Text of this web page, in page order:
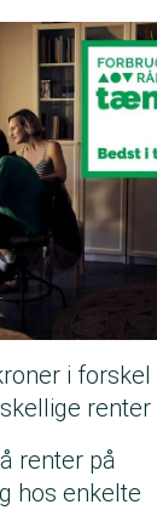
i forskel
renter
renter på
hos enkelte